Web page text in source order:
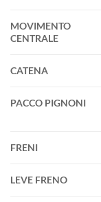
MOVIMENTO
CENTRALE
CATENA
PACCO PIGNONI
FRENI
LEVE FRENO